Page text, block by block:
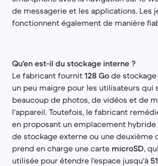
de messagerie et les applications. Les
fonctionnent également de manière
Qu'en est-il du stockage interne ?
Le fabricant fournit 128 Go de
un peu maigre pour les utilisateurs qui
beaucoup de photos, de vidéos et de
l'appareil. Toutefois, le fabricant
en proposant un emplacement
de stockage externe ou une deuxième
prend en charge une carte microSD,
utilisée pour étendre l'espace jusqu'à